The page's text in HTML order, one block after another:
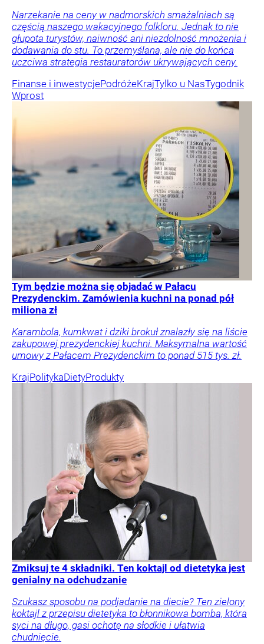
Narzekanie na ceny w nadmorskich smażalniach są
częścią naszego wakacyjnego folkloru. Jednak to nie
głupota turystów, naiwność ani niezdolność mnożenia i
dodawania do stu. To przemyślana, ale nie do końca
uczciwa strategia restauratorów ukrywających ceny.
Finanse i inwestycjePodróżeKrajTylko u NasTygodnik
Wprost
Tym będzie można się objadać w Pałacu
Prezydenckim. Zamówienia kuchni na ponad pół
miliona zł
Karambola, kumkwat i dziki brokuł znalazły się na liście
zakupowej prezydenckiej kuchni. Maksymalna wartość
umowy z Pałacem Prezydenckim to ponad 515 tys. zł.
KrajPolitykaDietyProdukty
Zmiksuj te 4 składniki. Ten koktajl od dietetyka jest
genialny na odchudzanie
Szukasz sposobu na podjadanie na diecie? Ten zielony
koktajl z przepisu dietetyka to błonnikowa bomba, która
syci na długo, gasi ochotę na słodkie i ułatwia
chudnięcie.